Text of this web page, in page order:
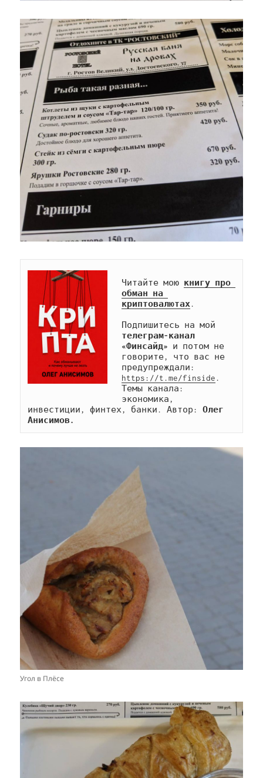
Читайте мою книгу про
обман на
криптовалютах.
телеграм-канал
«Финсайд» и потом не
говорите, что вас не
https://t.me/finside.
Темы канала:
экономика,
инвестиции, финтех, банки. Автор: Олег
Анисимов.
Угол в Плёсе